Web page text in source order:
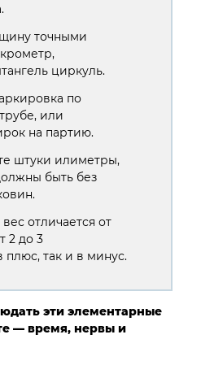
точными
циркуль.
по
или
на партию.
штуки илиметры,
быть без
отличается от
2 до 3
плюс, так и в минус.
эти элементарные
— время, нервы и